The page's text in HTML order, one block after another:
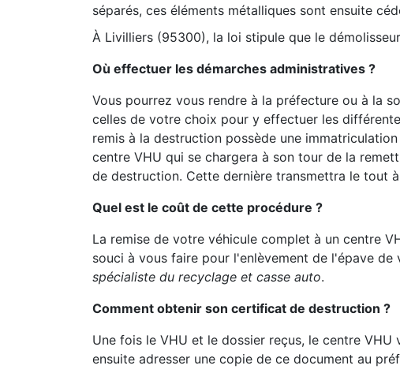
séparés, ces éléments métalliques sont ensuite
À Livilliers (95300), la loi stipule que le
Où effectuer les démarches administratives ?
Vous pourrez vous rendre à la préfecture ou à la
celles de votre choix pour y effectuer les
remis à la destruction possède une
centre VHU qui se chargera à son tour de la
de destruction. Cette dernière transmettra le tout
Quel est le coût de cette procédure ?
La remise de votre véhicule complet à un centre
souci à vous faire pour l'enlèvement de l'épave
spécialiste du recyclage et casse auto.
Comment obtenir son certificat de destruction ?
Une fois le VHU et le dossier reçus, le centre
ensuite adresser une copie de ce document au